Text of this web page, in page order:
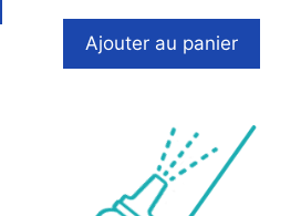
Ajouter au panier